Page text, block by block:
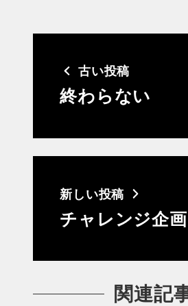
古い投稿
終わらない
新しい投稿
チャレンジ企画
関連記